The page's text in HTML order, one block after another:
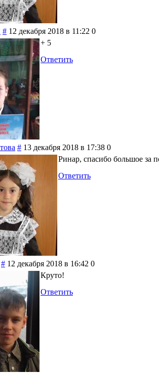
# 12 декабря 2018 в 11:22 0
+ 5
Ответить
# 13 декабря 2018 в 17:38 0
Ринар, спасибо большое за
Ответить
# 12 декабря 2018 в 16:42 0
Круто!
Ответить